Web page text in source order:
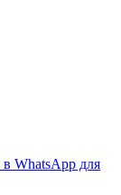
WhatsApp для